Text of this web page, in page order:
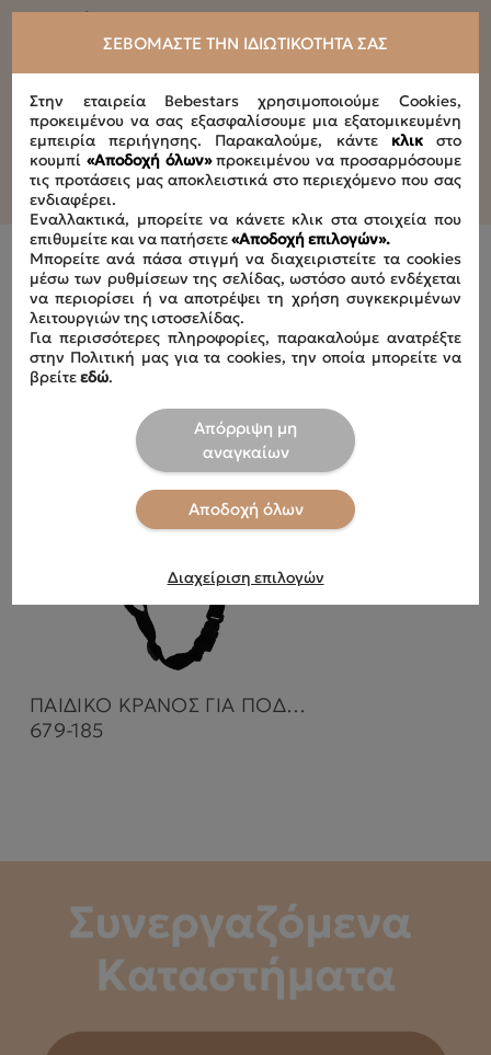
Διαστάσεις
Περιφέρεια κεφαλιού από 0,50 cm έως 0,60 cm
Είδατε Πρόσφατα
ΠΑΙΔΙΚΟ ΚΡΑΝΟΣ ΓΙΑ ΠΟΔΗΛΑΤΟ ΚΑΙ ΠΑΤΙΝΙ PINK
679-185
ΣΕΒΌΜΑΣΤΕ ΤΗΝ ΙΔΙΩΤΙΚΌΤΗΤΆ ΣΑΣ
Στην εταιρεία Bebestars χρησιμοποιούμε Cookies,
προκειμένου να σας εξασφαλίσουμε μια εξατομικευμένη
εμπειρία περιήγησης. Παρακαλούμε, κάντε κλικ στο
κουμπί «Αποδοχή όλων»προκειμένου να προσαρμόσουμε
τις προτάσεις μας αποκλειστικά στο περιεχόμενο που σας
ενδιαφέρει.
Εναλλακτικά, μπορείτε να κάνετε κλικ στα στοιχεία που
επιθυμείτε και να πατήσετε«Αποδοχή επιλογών».
Μπορείτε ανά πάσα στιγμή να διαχειριστείτε τα cookies
μέσω των ρυθμίσεων της σελίδας, ωστόσο αυτό ενδέχεται
να περιορίσει ή να αποτρέψει τη χρήση συγκεκριμένων
λειτουργιών της ιστοσελίδας.
Για περισσότερες πληροφορίες, παρακαλούμε ανατρέξτε
στην Πολιτική μας για τα cookies, την οποία μπορείτε να
βρείτεεδώ.
Απόρριψη μη
αναγκαίων
Αποδοχή όλων
Διαχείριση επιλογών